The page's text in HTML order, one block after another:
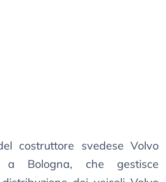
costruttore svedese Volvo
Bologna, che gestisce